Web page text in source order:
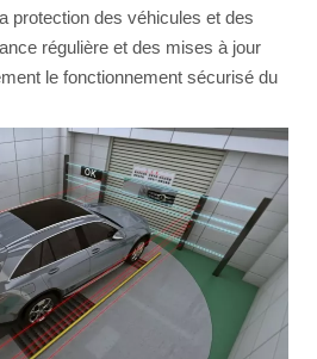
protection des véhicules et des
régulière et des mises à jour
le fonctionnement sécurisé du